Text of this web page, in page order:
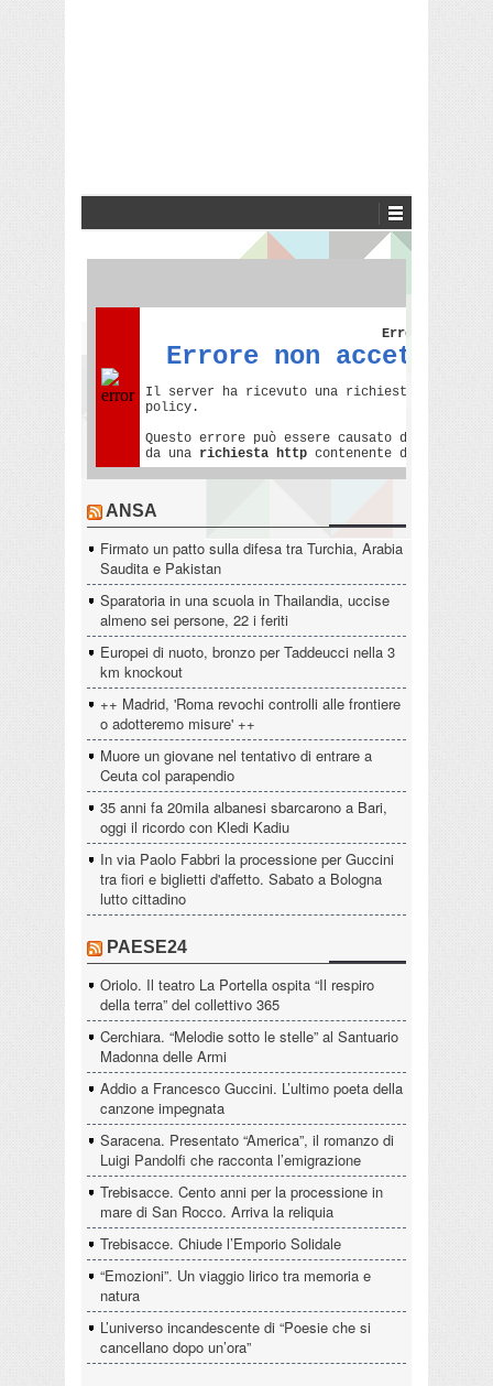
ANSA
Firmato un patto sulla difesa tra Turchia, Arabia
Saudita e Pakistan
Sparatoria in una scuola in Thailandia, uccise
almeno sei persone, 22 i feriti
Europei di nuoto, bronzo per Taddeucci nella 3
km knockout
++ Madrid, 'Roma revochi controlli alle frontiere
o adotteremo misure' ++
Muore un giovane nel tentativo di entrare a
Ceuta col parapendio
35 anni fa 20mila albanesi sbarcarono a Bari,
oggi il ricordo con Kledi Kadiu
In via Paolo Fabbri la processione per Guccini
tra fiori e biglietti d'affetto. Sabato a Bologna
lutto cittadino
PAESE24
Oriolo. Il teatro La Portella ospita “Il respiro
della terra” del collettivo 365
Cerchiara. “Melodie sotto le stelle” al Santuario
Madonna delle Armi
Addio a Francesco Guccini. L’ultimo poeta della
canzone impegnata
Saracena. Presentato “America”, il romanzo di
Luigi Pandolfi che racconta l’emigrazione
Trebisacce. Cento anni per la processione in
mare di San Rocco. Arriva la reliquia
Trebisacce. Chiude l’Emporio Solidale
“Emozioni”. Un viaggio lirico tra memoria e
natura
L’universo incandescente di “Poesie che si
cancellano dopo un’ora”